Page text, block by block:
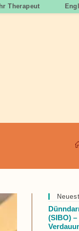
Therapeut
(SIBO)